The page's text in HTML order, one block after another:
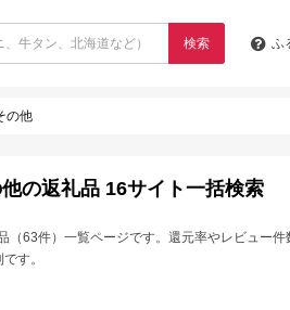
検索 ふ
の他
の返礼品 16サイト一括検索
63件）一覧ページです。還元率やレビュー
す。